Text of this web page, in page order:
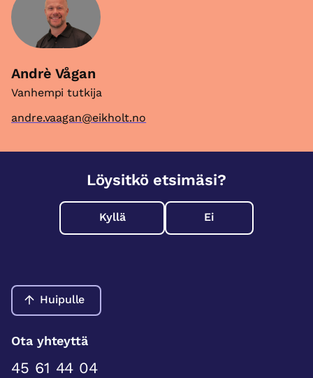
Andrè Vågan
Vanhempi tutkija
andre.vaagan@eikholt.no
Löysitkö etsimäsi?
Kyllä Ei
Huipulle
Ota yhteyttä
45 61 44 04